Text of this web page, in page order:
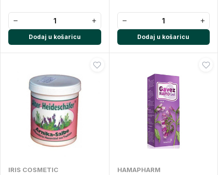
− +
Dodaj u košaricu
− +
Dodaj u košaricu
IRIS COSMETIC HAMAPHARM